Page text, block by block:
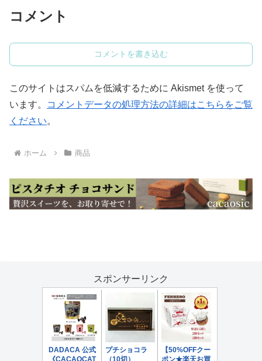
コメント
コメントを書き込む
このサイトはスパムを低減するために Akismet を使って
います。
コメントデータの処理方法の詳細はこちらをご覧
ください。
ホーム 商品
スポンサーリンク